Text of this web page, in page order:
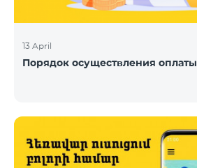
13 April
Порядок осуществления оплаты